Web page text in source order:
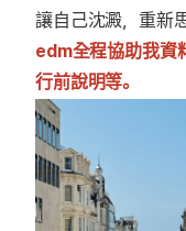
讓自己沈澱，重新
edm全程協助我資
行前說明等。